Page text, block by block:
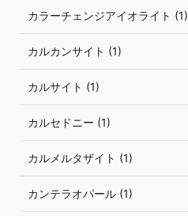
カラーチェンジアイオライト (1)
カルカンサイト (1)
カルサイト (1)
カルセドニー (1)
カルメルタザイト (1)
カンテラオパール (1)